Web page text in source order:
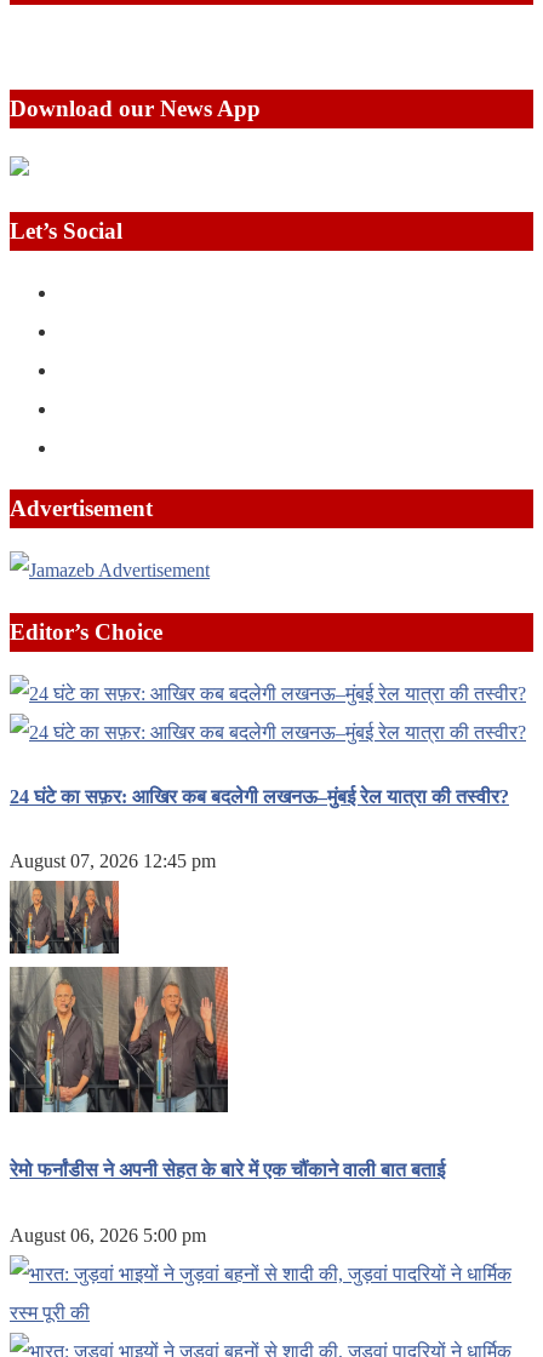
Download our News App
Let’s Social
Advertisement
Editor’s Choice
24 घंटे का सफ़र: आखिर कब बदलेगी लखनऊ–मुंबई रेल यात्रा की तस्वीर?
August 07, 2026 12:45 pm
रेमो फर्नांडीस ने अपनी सेहत के बारे में एक चौंकाने वाली बात बताई
August 06, 2026 5:00 pm